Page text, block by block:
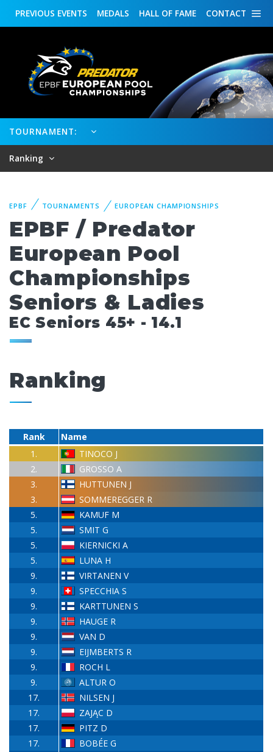
CONTACT
HALL OF FAME
MEDALS
PREVIOUS EVENTS
TOURNAMENT:
Ranking
EPBF TOURNAMENTS EUROPEAN CHAMPIONSHIPS
EPBF / Predator
European Pool
Championships
Seniors & Ladies
EC Seniors 45+ - 14.1
Ranking
Rank
Name
1.
TINOCO J
2.
GROSSO A
3.
HUTTUNEN J
3.
SOMMEREGGER R
5.
KAMUF M
5.
SMIT G
5.
KIERNICKI A
5.
LUNA H
9.
VIRTANEN V
9.
SPECCHIA S
9.
KARTTUNEN S
9.
HAUGE R
9.
VAN D
9.
EIJMBERTS R
9.
ROCH L
9.
ALTUR O
17.
NILSEN J
17.
ZAJĄC D
17.
PITZ D
17.
BOBÉE G